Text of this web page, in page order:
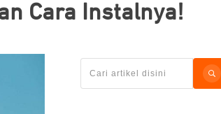
Cara Instalnya!